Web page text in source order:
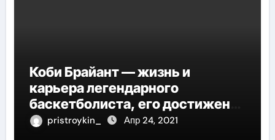
Коби Брайант — жизнь и
карьера легендарного
баскетболиста, его достижения
и наследие
pristroykin_ Апр 24, 2021